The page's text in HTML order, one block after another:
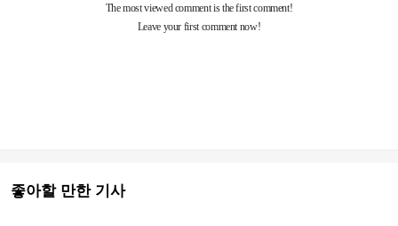
좋아할 만한 기사